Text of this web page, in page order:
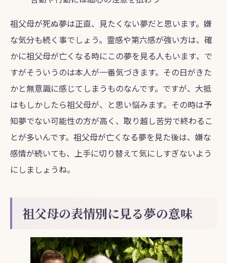
祖父母が死ぬ夢は正直、見たくない夢だと思います。嫌
な気分も続く事でしょう。霊感や第六感が強い方は、確
かに祖父母が亡くなる時にこの夢を見る人もいます、で
すがそういうのは本人が一番気づきます。その日がきた
かと無意識に感じてしまうものなんです。ですが、大抵
はもしかしたら祖父母が、と思い悩みます。その時は予
知夢でない可能性の方が高く、取り越し苦労で終わるこ
とが多いんです。祖父母が亡くなる夢を見た後は、嫌な
感情が続いても、上手に切り替えて気にしすぎないよう
にしましょうね。
祖父母の表情別に見る夢の意味